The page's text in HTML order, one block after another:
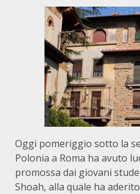
Oggi pomeriggio sotto la
Polonia a Roma ha avuto
promossa dai giovani
Shoah, alla quale ha